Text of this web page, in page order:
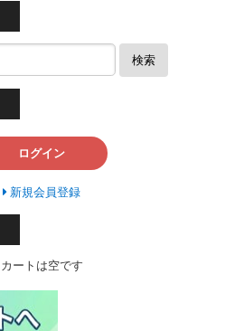
検索
ログイン
新規会員登録
カートは空です